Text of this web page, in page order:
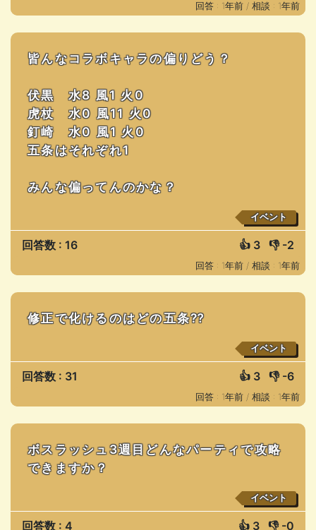
回答 : 1年前 / 相談 : 1年前
皆んなコラボキャラの偏りどう？
伏黒 水8 風1 火0
虎杖 水0 風11 火0
釘崎 水0 風1 火0
五条はそれぞれ1
みんな偏ってんのかな？
イベント
回答数 : 16 👍 3 👎 -2
回答 : 1年前 / 相談 : 1年前
修正で化けるのはどの五条⁇
イベント
回答数 : 31 👍 3 👎 -6
回答 : 1年前 / 相談 : 1年前
ボスラッシュ3週目どんなパーティで攻略
できますか？
イベント
回答数 : 4 👍 3 👎 -0